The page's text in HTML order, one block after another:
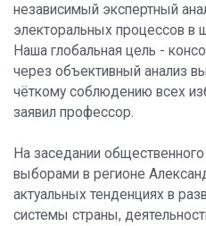
независимый экспертный
электоральных процессов в
Наша глобальная цель -
через объективный анализ
чёткому соблюдению всех
заявил профессор.
На заседании
выборами в регионе
актуальных тенденциях в
системы страны,